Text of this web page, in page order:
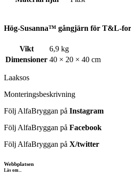
Hög-Susanna™ gångjärn för T&L-
Vikt
6,9 kg
Dimensioner 40 × 20 × 40 cm
Laaksos
Monteringsbeskrivning
Följ AlfaBryggan på Instagram
Följ AlfaBryggan på Facebook
Följ AlfaBryggan på X/twitter
Webbplatsen
Läs om...